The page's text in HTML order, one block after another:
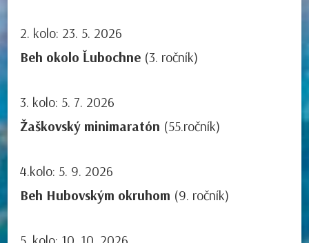
2. kolo: 23. 5. 2026
Beh okolo Ľubochne (3. ročník)
3. kolo: 5. 7. 2026
Žaškovský minimaratón (55.ročník)
4.kolo: 5. 9. 2026
Beh Hubovským okruhom (9. ročník)